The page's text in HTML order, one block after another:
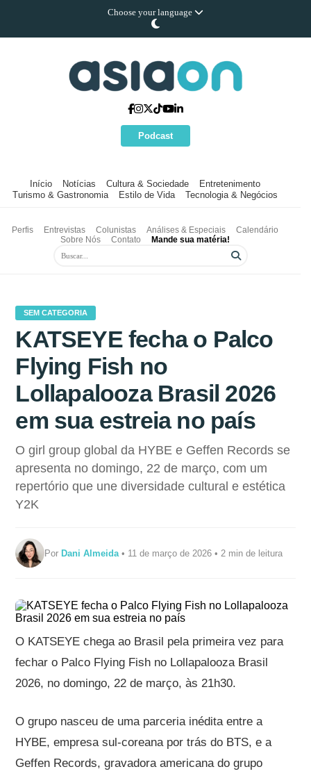
Choose your language
Podcast
Início Notícias Cultura & Sociedade
Entretenimento
Turismo & Gastronomia
Estilo de Vida Tecnologia & Negócios
Perfis Entrevistas Colunistas Análises & Especiais
Calendário
Sobre Nós
Contato Mande sua matéria!
SEM CATEGORIA
KATSEYE fecha o Palco
Flying Fish no
Lollapalooza Brasil 2026
em sua estreia no país
O girl group global da HYBE e Geffen Records se
apresenta no domingo, 22 de março, com um
repertório que une diversidade cultural e estética
Y2K
PorDani Almeida • 11 de março de 2026 • 2 min de leitura
O KATSEYE chega ao Brasil pela primeira vez para
fechar o Palco Flying Fish no Lollapalooza Brasil
2026, no domingo, 22 de março, às 21h30.
O grupo nasceu de uma parceria inédita entre a
HYBE, empresa sul-coreana por trás do BTS, e a
Geffen Records, gravadora americana do grupo